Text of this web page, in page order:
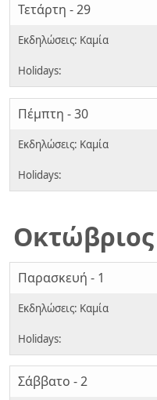
Τετάρτη - 29
Πέμπτη - 30
Οκτώβριος
Παρασκευή - 1
Σάββατο - 2